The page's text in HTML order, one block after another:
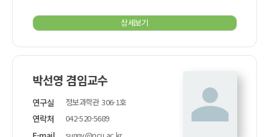
상세보기
박선영 겸임교수
연구실 정보과학관 306-1호
연락처 042-520-5689